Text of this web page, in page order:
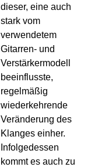
dieser, eine auch
stark vom
verwendetem
Gitarren- und
Verstärkermodell
beeinflusste,
regelmäßig
wiederkehrende
Veränderung des
Klanges einher.
Infolgedessen
kommt es auch zu